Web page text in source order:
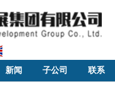
新闻 子公司 联系